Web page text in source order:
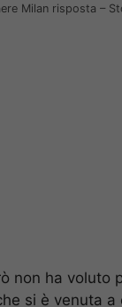
Milan risposta –
non ha voluto
si è venuta